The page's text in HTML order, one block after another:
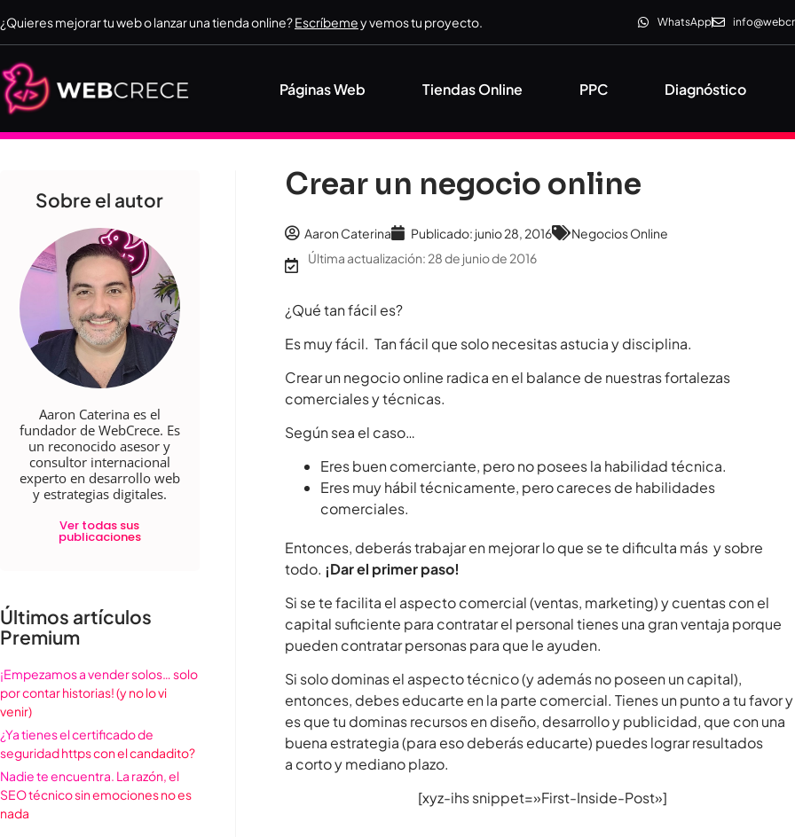
¿Quieres mejorar tu web o lanzar una tienda online?Escríbemey vemos tu proyecto. WhatsApp
Páginas Web Tiendas Online PPC Diagnóstico
Sobre el autor
Aaron Caterina es el
fundador de WebCrece. Es
un reconocido asesor y
consultor internacional
experto en desarrollo web
y estrategias digitales.
Ver todas sus
publicaciones
Últimos artículos
Premium
¡Empezamos a vender solos… solo
por contar historias! (y no lo vi
venir)
¿Ya tienes el certificado de
seguridad https con el candadito?
Nadie te encuentra. La razón, el
SEO técnico sin emociones no es
nada
Crear un negocio online
Aaron Caterina Publicado: junio 28, 2016
Negocios Online
Última actualización: 28 de junio de 2016
¿Qué tan fácil es?
Es muy fácil. Tan fácil que solo necesitas astucia y disciplina.
Crear un negocio online radica en el balance de nuestras fortalezas
comerciales y técnicas.
Según sea el caso…
Eres buen comerciante, pero no posees la habilidad técnica.
Eres muy hábil técnicamente, pero careces de habilidades
comerciales.
Entonces, deberás trabajar en mejorar lo que se te dificulta más y sobre
todo. ¡Dar el primer paso!
Si se te facilita el aspecto comercial (ventas, marketing) y cuentas con el
capital suficiente para contratar el personal tienes una gran ventaja porque
pueden contratar personas para que le ayuden.
Si solo dominas el aspecto técnico (y además no poseen un capital),
entonces, debes educarte en la parte comercial. Tienes un punto a tu favor y
es que tu dominas recursos en diseño, desarrollo y publicidad, que con una
buena estrategia (para eso deberás educarte) puedes lograr resultados
a corto y mediano plazo.
[xyz-ihs snippet=»First-Inside-Post»]